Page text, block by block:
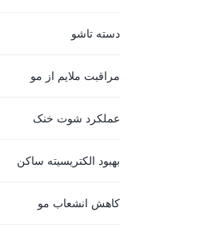
دسته تاشو
مراقبت ملایم از مو
عملکرد شوت خنک
بهبود الکتریسیته ساکن
کاهش انشعاب مو